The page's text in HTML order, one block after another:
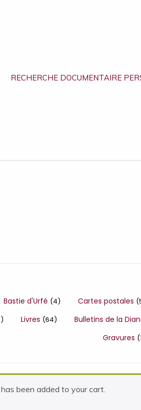
RECHERCHE DOCUMENTAIRE
Bastie d'Urfé (4) Cartes postales
Livres (64) Bulletins de la
Gravures
been added to your cart.